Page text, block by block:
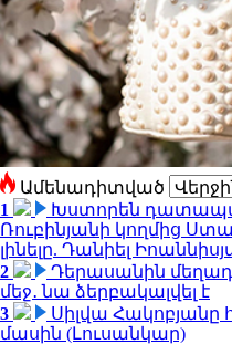
Ամենադիտված
1
Խստորեն
Ռուբինյանի կողմից
լինելը. Դանիել
2
Դերասանին
մեջ․ նա ձերբակալվել է
3
Սիլվա Հակոբյանը
մասին (Լուսանկար)